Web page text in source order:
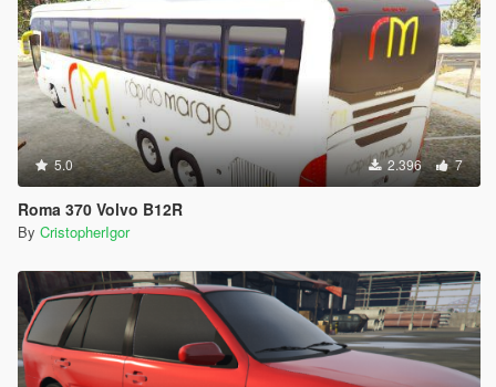
5.0 2.396 7
Roma 370 Volvo B12R
By CristopherIgor